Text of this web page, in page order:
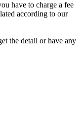
have to charge a fee
according to our
the detail or have any